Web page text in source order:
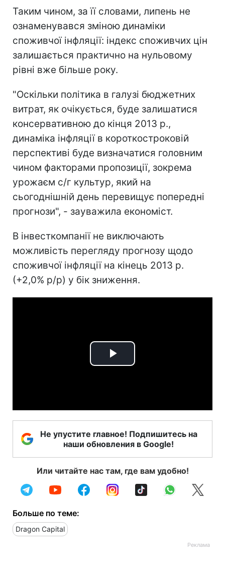
Таким чином, за її словами, липень не
ознаменувався зміною динаміки
споживчої інфляції: індекс споживчих цін
залишається практично на нульовому
рівні вже більше року.
"Оскільки політика в галузі бюджетних
витрат, як очікується, буде залишатися
консервативною до кінця 2013 р.,
динаміка інфляції в короткостроковій
перспективі буде визначатися головним
чином факторами пропозиції, зокрема
урожаєм с/г культур, який на
сьогоднішній день перевищує попередні
прогнози", - зауважила економіст.
В інвесткомпанії не виключають
можливість перегляду прогнозу щодо
споживчої інфляції на кінець 2013 р.
(+2,0% р/р) у бік зниження.
Play
Не упустите главное! Подпишитесь на
наши обновления в Google!
Или читайте нас там, где вам удобно!
Больше по теме:
Dragon Capital